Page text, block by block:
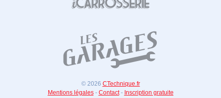
© 2026 CTechnique.fr
Mentions légales- Contact- Inscription gratuite